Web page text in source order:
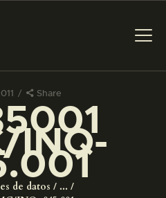
Share
INQ-
de datos
...
LA VISITA